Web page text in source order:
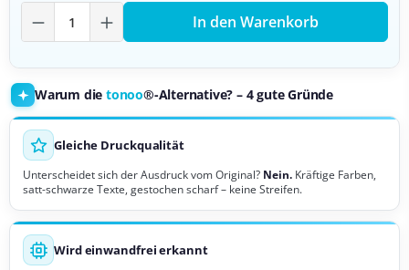
Produkt Anzahl: Gib den gewünschten
In den Warenkorb
Warum die tonoo®-Alternative? – 4 gute Gründe
Gleiche Druckqualität
Unterscheidet sich der Ausdruck vom Original? Nein. Kräftige Farben,
satt-schwarze Texte, gestochen scharf – keine Streifen.
Wird einwandfrei erkannt